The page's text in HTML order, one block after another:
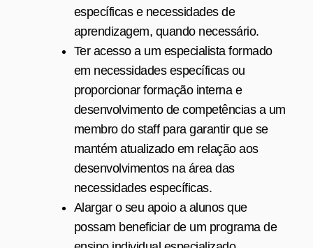
específicas e necessidades de
aprendizagem, quando necessário.
Ter acesso a um especialista formado
em necessidades específicas ou
proporcionar formação interna e
desenvolvimento de competências a um
membro do staff para garantir que se
mantém atualizado em relação aos
desenvolvimentos na área das
necessidades específicas.
Alargar o seu apoio a alunos que
possam beneficiar de um programa de